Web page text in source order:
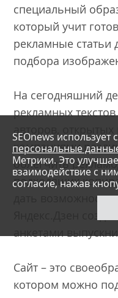
специальный
который учит
рекламные статьи
подбора
На сегодняшний
рекламных
авторов, открытых
компаниями
облегчить
подходящих
дать возможность
анкетами
Сайт – это
котором можно
SEOnews
персональные
Метрики. Это
взаимодействие с
согласие, нажав